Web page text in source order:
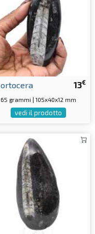
13€
ortocera
65 grammi | 105x40x12 mm
vedi il prodotto